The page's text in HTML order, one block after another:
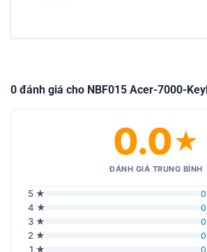
0 đánh giá cho NBF015 Acer-7000-
0.0★
ĐÁNH GIÁ TRUNG BÌNH
5 ★
4 ★
3 ★
2 ★
1 ★